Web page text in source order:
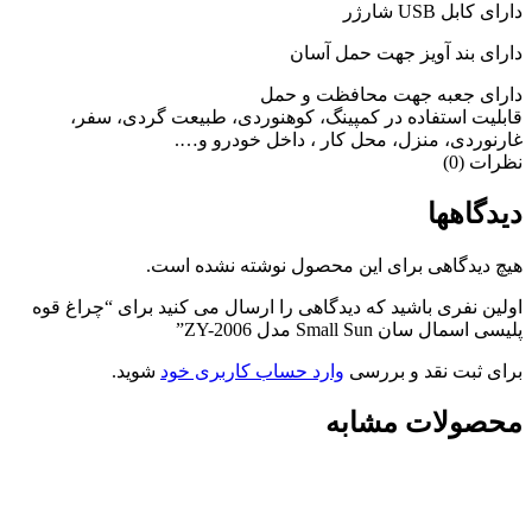
دارای کابل USB شارژر
دارای بند آویز جهت حمل آسان
دارای جعبه جهت محافظت و حمل
قابلیت استفاده در کمپینگ، کوهنوردی، طبیعت گردی، سفر،
غارنوردی، منزل، محل کار ، داخل خودرو و….
نظرات (0)
دیدگاهها
هیچ دیدگاهی برای این محصول نوشته نشده است.
اولین نفری باشید که دیدگاهی را ارسال می کنید برای “چراغ قوه
پلیسی اسمال سان Small Sun مدل ZY-2006”
برای ثبت نقد و بررسی وارد حساب کاربری خود شوید.
محصولات مشابه